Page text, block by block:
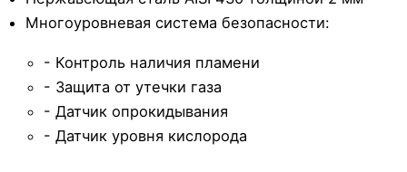
Многоуровневая система безопасности:
- Контроль наличия пламени
- Защита от утечки газа
- Датчик опрокидывания
- Датчик уровня кислорода